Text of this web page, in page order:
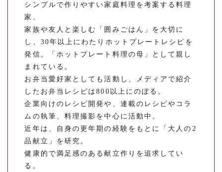
シンプルで作りやすい家庭料理を考案する料理
家。
家族や友人と楽しむ「囲みごはん」を大切に
し、30年以上にわたりホットプレートレシピを
発信。「ホットプレート料理の母」として親し
まれている。
お弁当愛好家としても活動し、メディアで紹介
したお弁当レシピは800以上にのぼる。
企業向けのレシピ開発や、連載のレシピやコラ
ムの執筆、料理撮影を中心に活動中。
近年は、自身の更年期の経験をもとに「大人の2
品献立」を研究。
健康的で満足感のある献立作りを追求してい
る。